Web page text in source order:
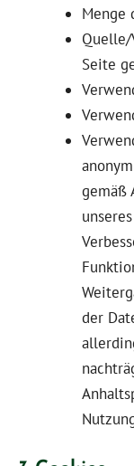
Menge
Seite
gemäß
der